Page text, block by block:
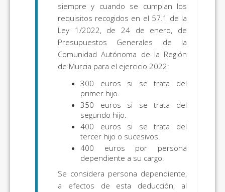
siempre y cuando se cumplan los
requisitos recogidos en el 57.1 de la
Ley 1/2022, de 24 de enero, de
Presupuestos Generales de la
Comunidad Autónoma de la Región
de Murcia para el ejercicio 2022:
300 euros si se trata del
primer hijo.
350 euros si se trata del
segundo hijo.
400 euros si se trata del
tercer hijo o sucesivos.
400 euros por persona
dependiente a su cargo.
Se considera persona dependiente,
a efectos de esta deducción, al